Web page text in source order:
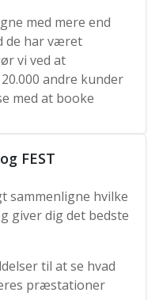
med mere end
de har været
vi ved at
andre kunder
med at booke
FEST
sammenligne hvilke
giver dig det bedste
til at se hvad
præstationer